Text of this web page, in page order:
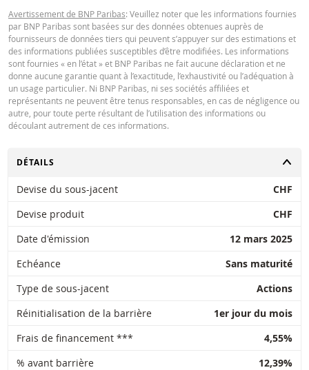
des recommandations de quelque nature que ce soit. Bien que les prix
soient basés sur des informations jugées fiables, leur exactitude ou leur
exhaustivité n'est pas garantie. BNP Paribas n'offre aucune garantie en ce
concerne les informations fournies par la calculatrice et décline toute
responsabilité pour tout dommage direct, indirect, spécial, accessoire,
immatériel ou consécutif (y compris le manque à gagner) résultant de
manière que ce soit de l'utilisation de la calculatrice par vous. ou vos
ou les informations contenues dans ce document. Les données de taux de
change saisies proviennent de BNP Paribas et s’appliquent strictement à la
indiquée. Les taux indiqués par la calculatrice sont indicatifs et destinés à
invitation ou une offre d'achat ou de vente de titres ou d'autres instruments
financiers. Les informations sont exclusivement destinées à être utilisées
informations, en tout ou en partie, à quelque fin que ce soit sans
disponibles sur demande auprès de BNP Paribas.
Key Information Document (EN)
Key Information Document (FR)
QUOTES
Latest Product Quotes
Avertissement de BNP Paribas: Veuillez noter que les informations fournies
par BNP Paribas sont basées sur des données obtenues auprès de
fournisseurs de données tiers qui peuvent s’appuyer sur des estimations et
des informations publiées susceptibles d’être modifiées. Les informations
sont fournies « en l’état » et BNP Paribas ne fait aucune déclaration et ne
donne aucune garantie quant à l’exactitude, l’exhaustivité ou l’adéquation à
un usage particulier. Ni BNP Paribas, ni ses sociétés affiliées et
représentants ne peuvent être tenus responsables, en cas de négligence ou
autre, pour toute perte résultant de l’utilisation des informations ou
découlant autrement de ces informations.
CHANGER
DÉTAILS
Devise du sous-jacent
CHF
Devise produit
CHF
Date d'émission
12 mars 2025
Echéance
Sans maturité
Type de sous-jacent
Actions
Réinitialisation de la barrière
1er jour du mois
Frais de financement ***
4,55%
% avant barrière
12,39%